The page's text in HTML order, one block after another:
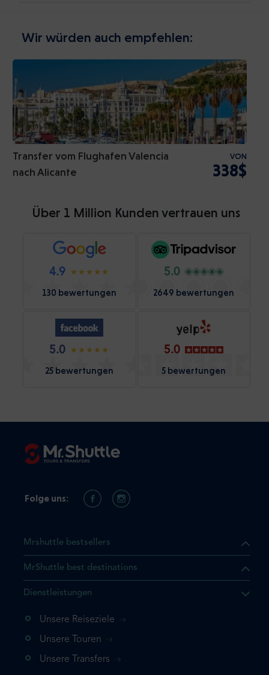
Wir würden auch empfehlen:
Transfer vom Flughafen Valencia
nach Alicante
VON
338$
Über 1 Million Kunden vertrauen uns
4.9
130 bewertungen
5.0
2649 bewertungen
5.0
25 bewertungen
5.0
5 bewertungen
dass sich das Produkt, das
Warenkorb befindet.
einmal hinzufügen
Mrshuttle bestsellers
MrShuttle best destinations
Dienstleistungen
Unsere Reiseziele
Unsere Touren
Unsere Transfers
Folge uns: